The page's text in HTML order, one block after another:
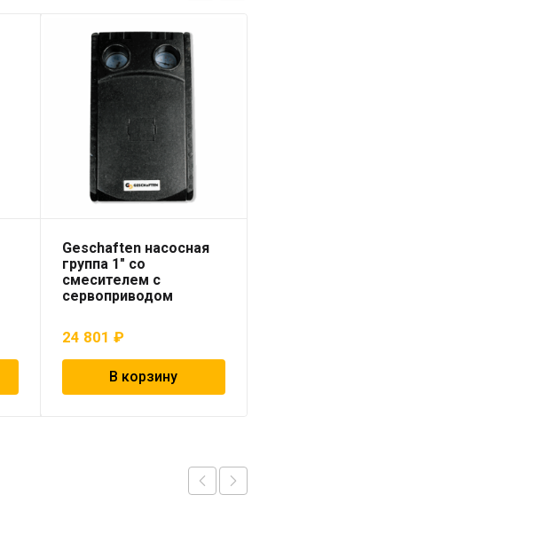
Geschaften насосная
группа 1″ со
смесителем с
сервоприводом
24 801₽
В корзину